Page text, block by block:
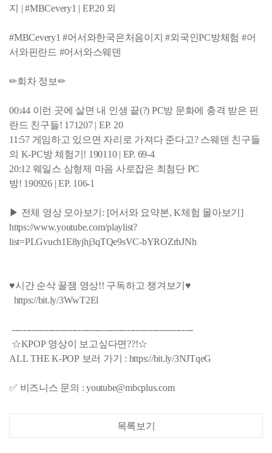
지 | #MBCevery1 | EP.20 외
#MBCevery1 #어서와한국은처음이지 #외국인PC방체험 #어
서와핀란드 #어서와스웨덴
✏회차 정보✏
00:44 이런 곳에 살면 내 인생 끝(?) PC방 문화에 충격 받은 핀
란드 친구들! 171207 | EP. 20
11:57 게임하고 있으면 자리로 가져다 준다고? 스웨덴 친구들
의 K-PC방 체험기! 190110 | EP. 69-4
20:12 웨일스 삼형제 마음 사로잡은 최첨단 PC
방! 190926 | EP. 106-1
▶ 전체 영상 모아보기: [어서와 요약본, K체험 몰아보기]
https://www.youtube.com/playlist?
list=PLGvuch1E8yjhj3qTQe9sVC-bYROZrhJNh
♥시간 순삭 꿀잼 영상!! 구독하고 챙겨보기♥
https://bit.ly/3WwT2El
---------------------------------------------------------------
☆KPOP 영상이 보고싶다면??!☆
ALL THE K-POP 보러 가기 : https://bit.ly/3NJTqeG
✅ 비즈니스 문의 : youtube@mbcplus.com
목록보기